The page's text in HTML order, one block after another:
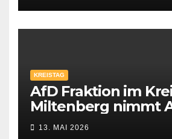
KREISTAG
AfD Fraktion im
Miltenberg nimmt
13. MAI 2026